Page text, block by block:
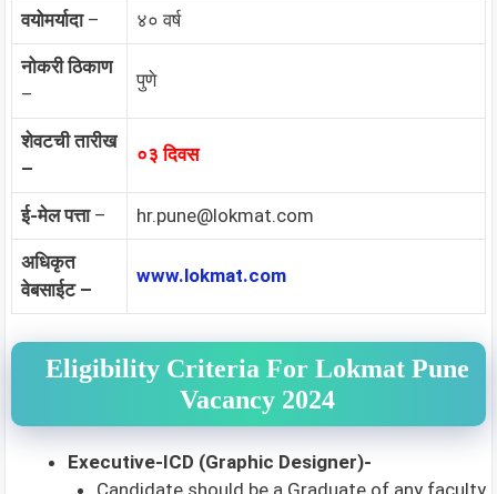
वयोमर्यादा– ४० वर्ष
नोकरी ठिकाण
–
पुणे
शेवटची तारीख
–
०३ दिवस
ई-मेल पत्ता– hr.pune@lokmat.com
अधिकृत
वेबसाईट –
www.lokmat.com
Eligibility Criteria For Lokmat Pune
Vacancy 2024
Executive-ICD (Graphic Designer)-
Candidate should be a Graduate of any faculty